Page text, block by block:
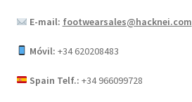
E-mail: footwearsales@hacknei.com
Móvil: +34 620208483
Spain Telf.: +34 966099728